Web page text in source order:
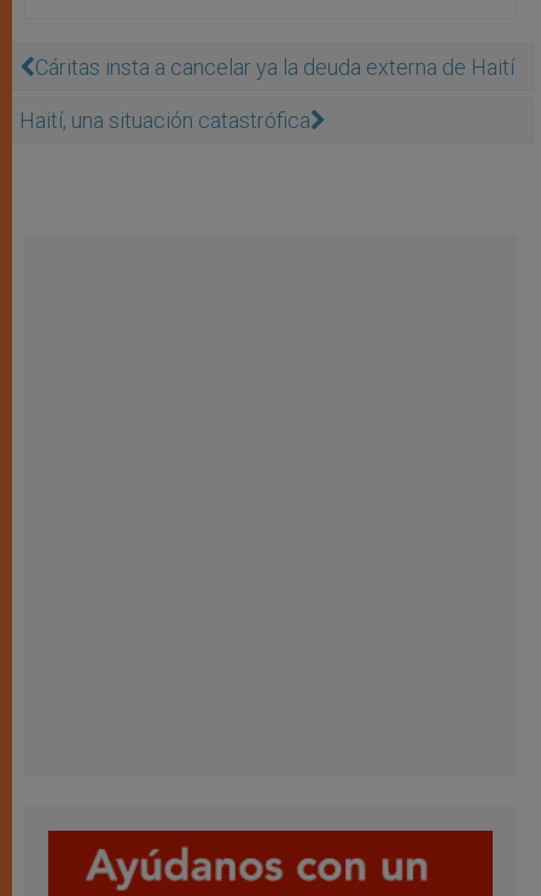
Cáritas insta a cancelar ya la deuda externa de Haití
Haití, una situación catastrófica